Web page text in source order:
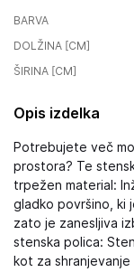
BARVA
DOLŽINA [CM]
ŠIRINA [CM]
Opis izdelka
Potrebujete več
prostora? Te
trpežen material:
gladko površino, ki
zato je zanesljiva
stenska polica:
kot za